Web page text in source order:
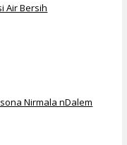
Air Bersih
Nirmala nDalem